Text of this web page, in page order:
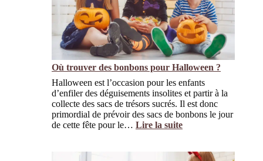
d
e
l
a
S
a
g
a
?
o
i
d
i
o
«
u
n
b
o
b
Où trouver des bonbons pour Halloween ?
Halloween est l’occasion pour les enfants
d’enfiler des déguisements insolites et partir à la
collecte des sacs de trésors sucrés. Il est donc
primordial de prévoir des sacs de bonbons le jour
de cette fête pour le… Lire la suite